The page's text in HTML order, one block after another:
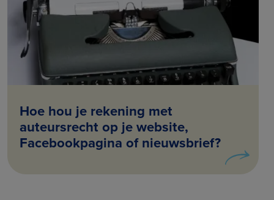
Hoe hou je rekening met
auteursrecht op je website,
Facebookpagina of nieuwsbrief?